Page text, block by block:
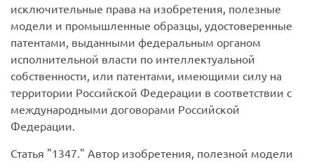
исключительные права на изобретения, полезные
модели и промышленные образцы, удостоверенные
патентами, выданными федеральным органом
исполнительной власти по интеллектуальной
собственности, или патентами, имеющими силу на
территории Российской Федерации в соответствии с
международными договорами Российской
Федерации.
Статья
1347. Автор изобретения, полезной модели